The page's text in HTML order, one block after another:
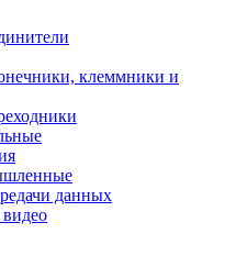
клеммники и
данных